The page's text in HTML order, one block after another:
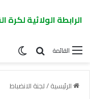
الرابطة الولائية لكرة
القائمة
الرئيسية/لجنة الانضباط